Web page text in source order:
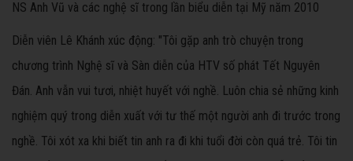
NS Anh Vũ và các nghệ sĩ trong lần biểu diễn tại Mỹ năm 2010
Diễn viên Lê Khánh xúc động: "Tôi gặp anh trò chuyện trong
chương trình Nghệ sĩ và Sàn diễn của HTV số phát Tết Nguyên
Đán. Anh vẫn vui tươi, nhiệt huyết với nghề. Luôn chia sẻ những kinh
nghiệm quý trong diễn xuất với tư thế một người anh đi trước trong
nghề. Tôi xót xa khi biết tin anh ra đi khi tuổi đời còn quá trẻ. Tôi tin